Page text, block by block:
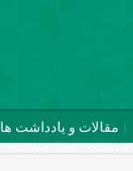
مقالات و یادداشت ها